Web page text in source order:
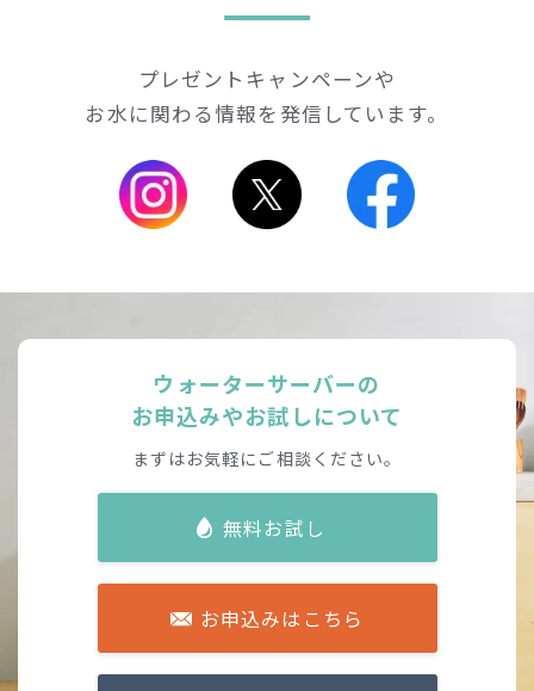
プレゼントキャンペーンや
お水に関わる情報を発信しています。
ウォーターサーバーの
お申込みやお試しについて
まずはお気軽にご相談ください。
無料お試し
お申込みはこちら